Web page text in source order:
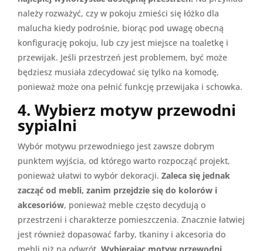
należy rozważyć, czy w pokoju zmieści się łóżko dla
malucha kiedy podrośnie, biorąc pod uwagę obecną
konfigurację pokoju, lub czy jest miejsce na toaletkę i
przewijak. Jeśli przestrzeń jest problemem, być może
będziesz musiała zdecydować się tylko na komodę,
ponieważ może ona pełnić funkcję przewijaka i schowka.
4. Wybierz motyw przewodni
sypialni
Wybór motywu przewodniego jest zawsze dobrym
punktem wyjścia, od którego warto rozpocząć projekt,
ponieważ ułatwi to wybór dekoracji. Zaleca się jednak
zacząć od mebli, zanim przejdzie się do kolorów i
akcesoriów, ponieważ meble często decydują o
przestrzeni i charakterze pomieszczenia. Znacznie łatwiej
jest również dopasować farby, tkaniny i akcesoria do